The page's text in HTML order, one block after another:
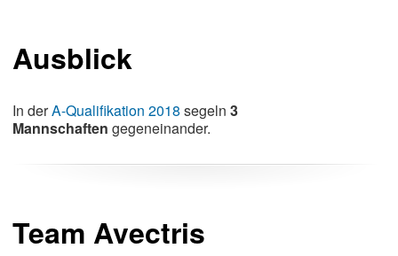
Ausblick
In derA-Qualifikation 2018 segeln 3
Mannschaften gegeneinander.
Team Avectris